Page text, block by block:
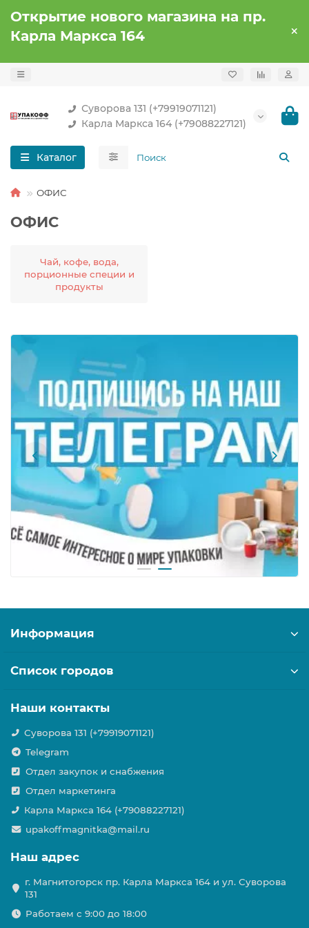
Открытие нового магазина на пр.
Карла Маркса 164
Суворова 131 (+79919071121)
Карла Маркса 164 (+79088227121)
Каталог
ОФИС
ОФИС
Чай, кофе, вода,
порционные специи и
продукты
Информация
Список городов
Наши контакты
Суворова 131 (+79919071121)
Telegram
Отдел закупок и снабжения
Отдел маркетинга
Карла Маркса 164 (+79088227121)
upakoffmagnitka@mail.ru
Наш адрес
г. Магнитогорск пр. Карла Маркса 164 и ул. Суворова
131
Работаем с 9:00 до 18:00